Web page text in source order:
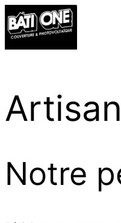
Notre